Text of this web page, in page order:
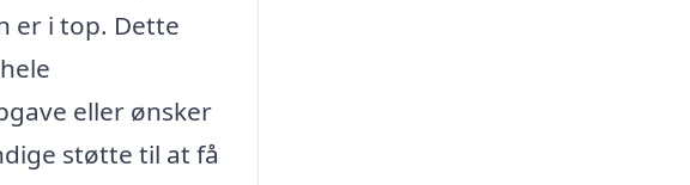
er i top. Dette
eller ønsker
støtte til at få